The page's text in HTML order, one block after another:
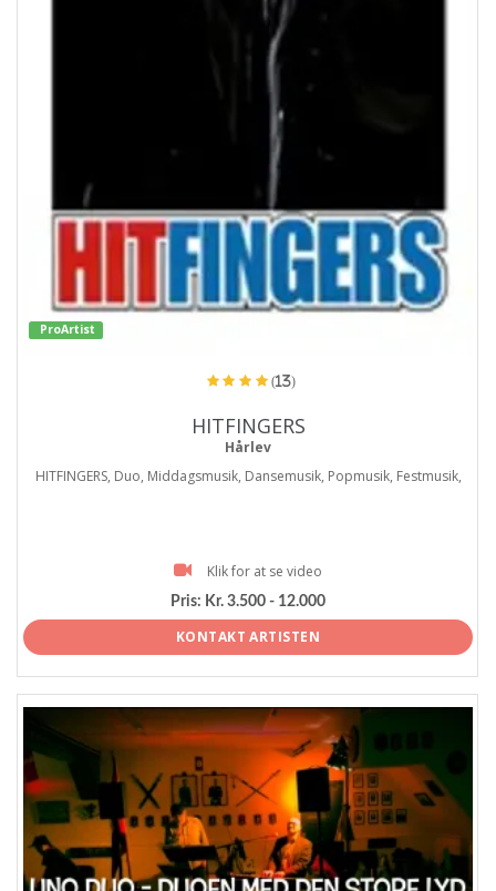
ProArtist
(13)
HITFINGERS
Hårlev
HITFINGERS, Duo, Middagsmusik, Dansemusik, Popmusik, Festmusik,
Klik for at se video
Pris: Kr. 3.500 - 12.000
KONTAKT ARTISTEN